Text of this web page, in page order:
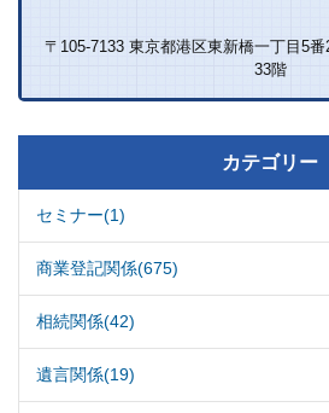
〒105-7133 東京都港区東新橋一丁目5
33階
カテゴリー
セミナー(1)
商業登記関係(675)
相続関係(42)
遺言関係(19)